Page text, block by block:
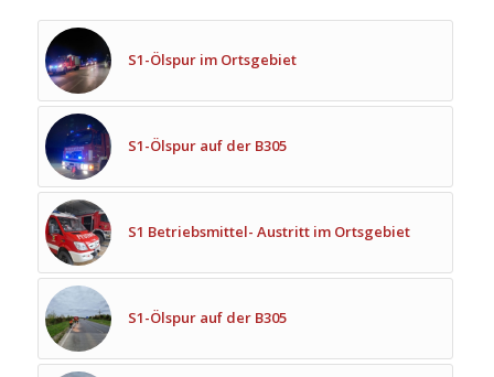
S1-Ölspur im Ortsgebiet
S1-Ölspur auf der B305
S1 Betriebsmittel- Austritt im Ortsgebiet
S1-Ölspur auf der B305